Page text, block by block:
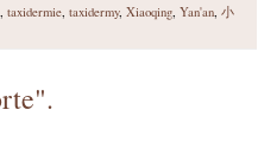
taxidermie taxidermy, Xiaoqing Yan'an 小